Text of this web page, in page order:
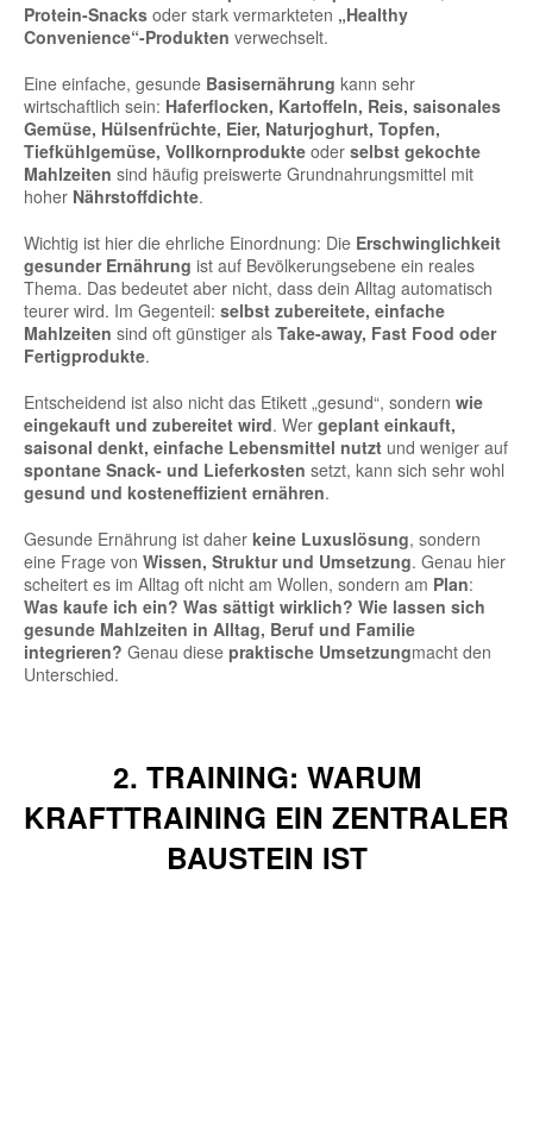
Protein-Snacks oder stark vermarkteten „Healthy
Convenience“-Produkten verwechselt.
Eine einfache, gesunde Basisernährung kann sehr
wirtschaftlich sein: Haferflocken, Kartoffeln, Reis, saisonales
Gemüse, Hülsenfrüchte, Eier, Naturjoghurt, Topfen,
Tiefkühlgemüse, Vollkornprodukte oder selbst gekochte
Mahlzeiten sind häufig preiswerte Grundnahrungsmittel mit
hoher Nährstoffdichte.
Wichtig ist hier die ehrliche Einordnung: Die Erschwinglichkeit
gesunder Ernährung ist auf Bevölkerungsebene ein reales
Thema. Das bedeutet aber nicht, dass dein Alltag automatisch
teurer wird. Im Gegenteil: selbst zubereitete, einfache
Mahlzeiten sind oft günstiger als Take-away, Fast Food oder
Fertigprodukte.
Entscheidend ist also nicht das Etikett „gesund“, sondern wie
eingekauft und zubereitet wird. Wer geplant einkauft,
saisonal denkt, einfache Lebensmittel nutzt und weniger auf
spontane Snack- und Lieferkosten setzt, kann sich sehr wohl
gesund und kosteneffizient ernähren.
Gesunde Ernährung ist daher keine Luxuslösung, sondern
eine Frage von Wissen, Struktur und Umsetzung. Genau hier
scheitert es im Alltag oft nicht am Wollen, sondern am Plan:
Was kaufe ich ein? Was sättigt wirklich? Wie lassen sich
gesunde Mahlzeiten in Alltag, Beruf und Familie
integrieren? Genau diese praktische Umsetzungmacht den
Unterschied.
2. TRAINING: WARUM
KRAFTTRAINING EIN ZENTRALER
BAUSTEIN IST